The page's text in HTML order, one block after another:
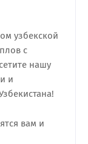
узбекской
с
нашу
и
вам и